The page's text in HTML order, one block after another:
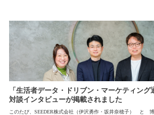
「生活者データ・ドリブン・マーケティン
対談インタビューが掲載されました
このたび、SEEDER株式会社（伊沢勇作・坂井奈穂子） と